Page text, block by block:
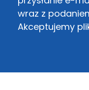
wraz z
Akceptujemy